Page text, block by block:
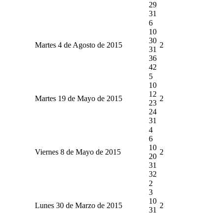
29
31
Martes 4 de Agosto de 2015
6
10
30
31
36
42
2
Martes 19 de Mayo de 2015
5
10
12
23
24
31
2
Viernes 8 de Mayo de 2015
4
6
10
20
31
32
2
Lunes 30 de Marzo de 2015
2
3
10
31
2